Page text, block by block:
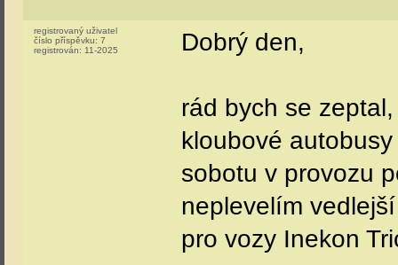
registrovaný uživatel
číslo příspěvku: 7
registrován: 11-2025 Dobrý den,
rád bych se
kloubové
sobotu v provozu
neplevelím
pro vozy Inekon